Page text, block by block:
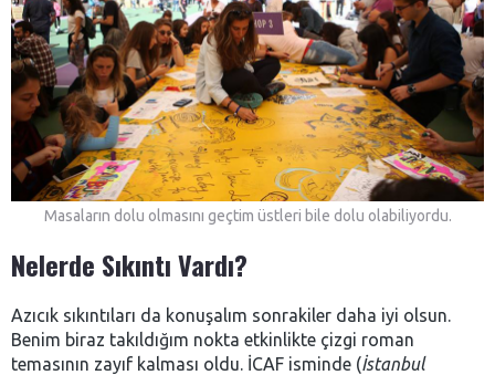
Masaların dolu olmasını geçtim üstleri bile dolu olabiliyordu.
Nelerde Sıkıntı Vardı?
Azıcık sıkıntıları da konuşalım sonrakiler daha iyi olsun.
Benim biraz takıldığım nokta etkinlikte çizgi roman
temasının zayıf kalması oldu. İCAF isminde (İstanbul